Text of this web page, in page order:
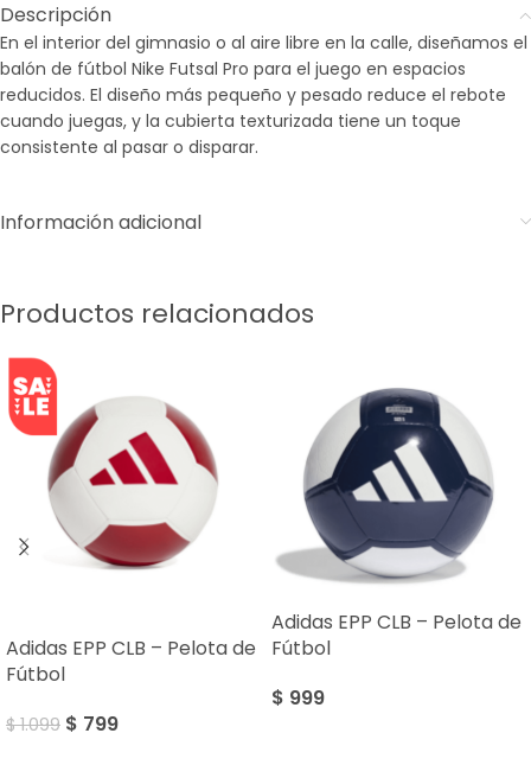
Descripción
En el interior del gimnasio o al aire libre en la calle, diseñamos el
balón de fútbol Nike Futsal Pro para el juego en espacios
reducidos. El diseño más pequeño y pesado reduce el rebote
cuando juegas, y la cubierta texturizada tiene un toque
consistente al pasar o disparar.
Información adicional
Productos relacionados
Adidas EPP CLB – Pelota de
Fútbol
$1.099 $ 799
Adidas EPP CLB – Pelota de
Fútbol
$ 999